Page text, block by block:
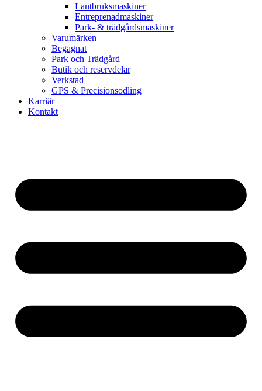
Lantbruksmaskiner
Entreprenadmaskiner
Park- & trädgårdsmaskiner
Varumärken
Begagnat
Park och Trädgård
Butik och reservdelar
Verkstad
GPS & Precisionsodling
Karriär
Kontakt